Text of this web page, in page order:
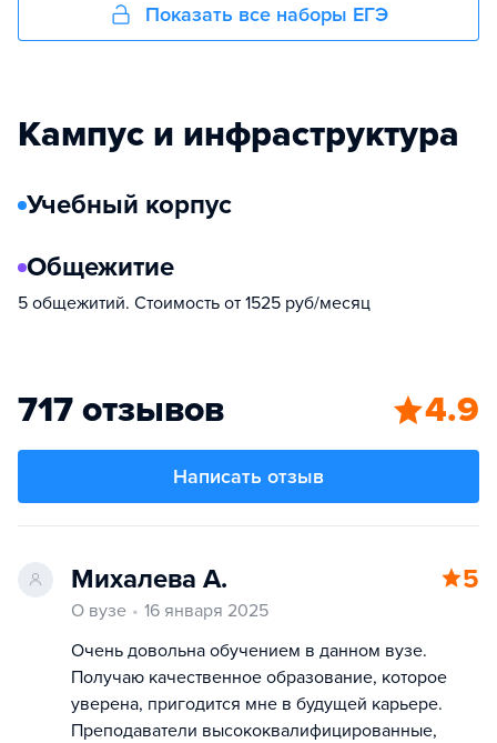
Показать все наборы ЕГЭ
Кампус и инфраструктура
Учебный корпус
Общежитие
5 общежитий. Стоимость от 1525 руб/месяц
717 отзывов 4.9
Написать отзыв
Михалева А. 5
О вузе
16 января 2025
Очень довольна обучением в данном вузе.
Получаю качественное образование, которое
уверена, пригодится мне в будущей карьере.
Преподаватели высококвалифицированные,